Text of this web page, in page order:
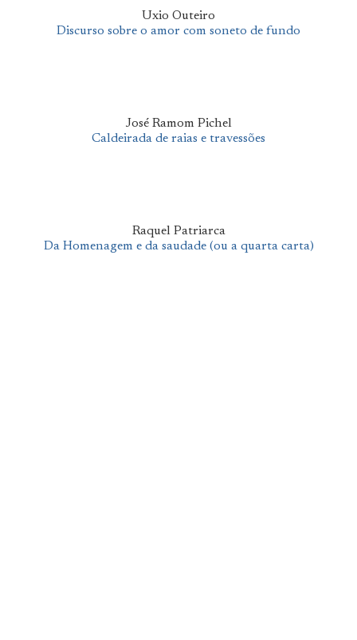
Uxio Outeiro
Discurso sobre o amor com soneto de fundo
José Ramom Pichel
Caldeirada de raias e travessões
Raquel Patriarca
Da Homenagem e da saudade (ou a quarta carta)